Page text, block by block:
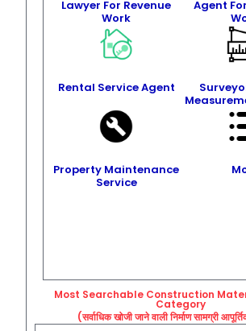
Lawyer For Revenue
Work
Agent
Rental Service Agent
Property Maintenance
Service
Most Searchable Construction
Category
(सर्वाधिक खोजी जाने वाली निर्माण सामग्री